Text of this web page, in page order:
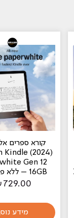
קורא ספרים
Kindle
Gen 12
16GB – ללא פרסומות
729.00
מידע